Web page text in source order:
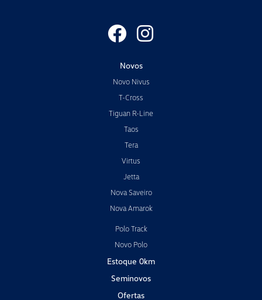
Novos
Novo Nivus
T-Cross
Tiguan R-Line
Taos
Tera
Virtus
Jetta
Nova Saveiro
Nova Amarok
Polo Track
Novo Polo
Estoque 0km
Seminovos
Ofertas